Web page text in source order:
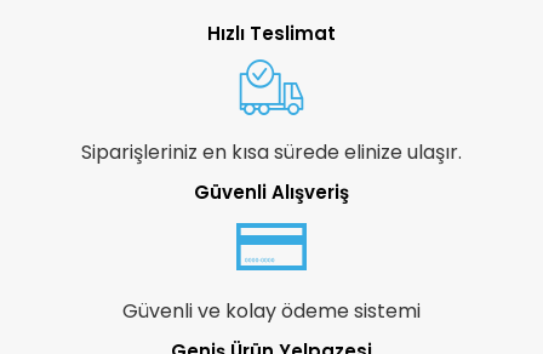
Hızlı Teslimat
Siparişleriniz en kısa sürede elinize ulaşır.
Güvenli Alışveriş
Güvenli ve kolay ödeme sistemi